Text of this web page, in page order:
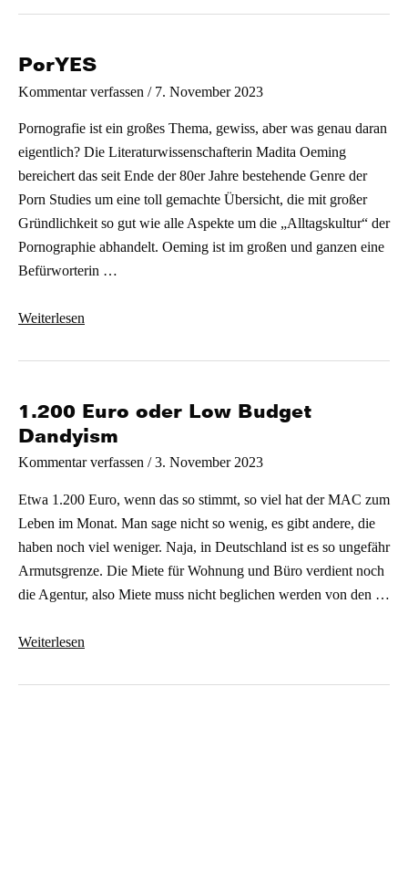
PorYES
Kommentar verfassen / 7. November 2023
Pornografie ist ein großes Thema, gewiss, aber was genau daran
eigentlich? Die Literaturwissenschafterin Madita Oeming
bereichert das seit Ende der 80er Jahre bestehende Genre der
Porn Studies um eine toll gemachte Übersicht, die mit großer
Gründlichkeit so gut wie alle Aspekte um die „Alltagskultur“ der
Pornographie abhandelt. Oeming ist im großen und ganzen eine
Befürworterin …
PorYES
Weiterlesen
1.200 Euro oder Low Budget
Dandyism
Kommentar verfassen /3. November 2023
Etwa 1.200 Euro, wenn das so stimmt, so viel hat der MAC zum
Leben im Monat. Man sage nicht so wenig, es gibt andere, die
haben noch viel weniger. Naja, in Deutschland ist es so ungefähr
Armutsgrenze. Die Miete für Wohnung und Büro verdient noch
die Agentur, also Miete muss nicht beglichen werden von den …
1.200
oder
Weiterlesen